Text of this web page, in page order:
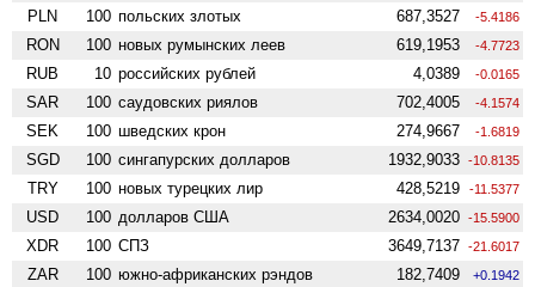
PLN 100 польских злотых 687,3527 -5.4186
RON 100 новых румынских леев 619,1953 -4.7723
RUB 10 российских рублей 4,0389 -0.0165
SAR 100 саудовских риялов 702,4005 -4.1574
SEK 100 шведских крон 274,9667 -1.6819
SGD 100 сингапурских долларов 1932,9033 -10.8135
TRY 100 новых турецких лир 428,5219 -11.5377
USD 100 долларов США 2634,0020 -15.5900
XDR 100 СПЗ 3649,7137 -21.6017
ZAR 100 южно-африканских рэндов 182,7409 +0.1942